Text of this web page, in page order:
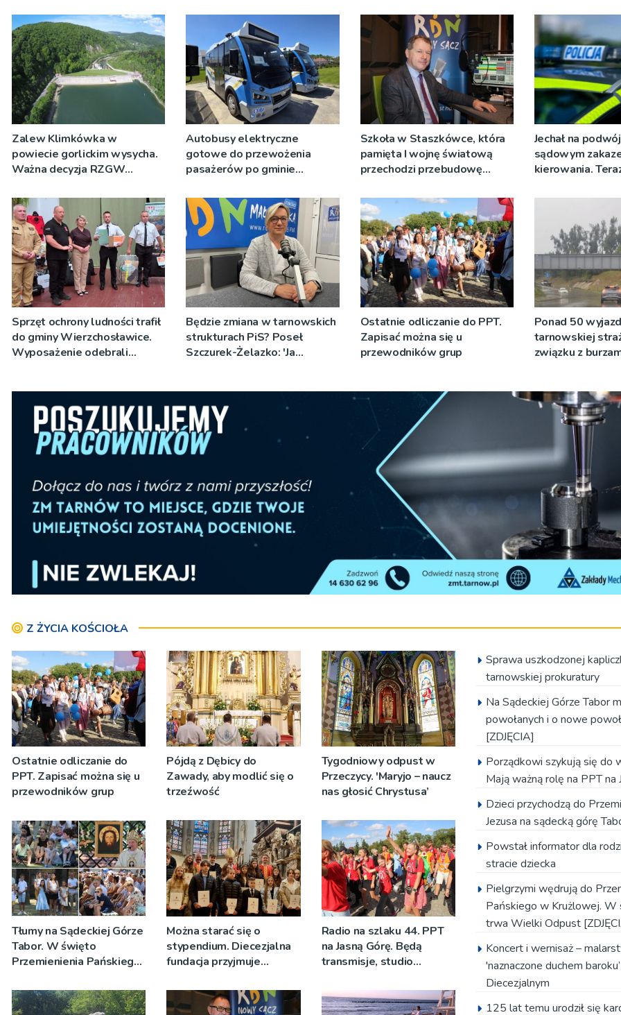
Zalew Klimkówka w
powiecie gorlickim wysycha.
Ważna decyzja RZGW
Autobusy elektryczne
gotowe do przewożenia
pasażerów po gminie
Szkoła w Staszkówce, która
pamięta I wojnę światową
przechodzi przebudowę
Jechał na
sądowym
kierowania.
Sprzęt ochrony ludności trafił
do gminy Wierzchosławice.
Wyposażenie odebrali
Będzie zmiana w tarnowskich
strukturach PiS? Poseł
Szczurek-Żelazko: 'Ja
Ostatnie odliczanie do PPT.
Zapisać można się u
przewodników grup
Ponad 50
tarnowskiej
związku z
Z ŻYCIA KOŚCIOŁA
Ostatnie odliczanie do
PPT. Zapisać można się u
przewodników grup
Pójdą z Dębicy do
Zawady, aby modlić się o
trzeźwość
Tygodniowy odpust w
Przeczycy. 'Maryjo – naucz
nas głosić Chrystusa’
Tłumy na Sądeckiej Górze
Tabor. W święto
Przemienienia Pańskiego
znaczeniu Sakramentów
[ZDJĘCIA]
Można starać się o
stypendium. Diecezjalna
fundacja przyjmuje
Radio na szlaku 44. PPT
na Jasną Górę. Będą
transmisje, studio
pozdrowienia
Sprawa uszkodzonej
tarnowskiej prokuratury
Na Sądeckiej Górze Tabor
powołanych i o nowe
[ZDJĘCIA]
Porządkowi szykują się do
Mają ważną rolę na PPT na
Dzieci przychodzą do
Jezusa na sądecką górę
Powstał informator dla
stracie dziecka
Pielgrzymi wędrują do
Pańskiego w Krużlowej. W
trwa Wielki Odpust
Koncert i wernisaż –
'naznaczone duchem
Diecezjalnym
125 lat temu urodził się